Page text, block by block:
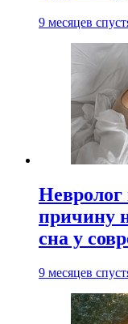
9 месяцев
Невролог
причину
сна у
9 месяцев